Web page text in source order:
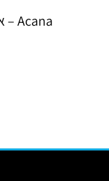
Espree – שמפו 355 מ"ל יערות ה...